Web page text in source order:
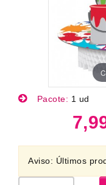
Pacote: 1 ud
Aviso: Últimos